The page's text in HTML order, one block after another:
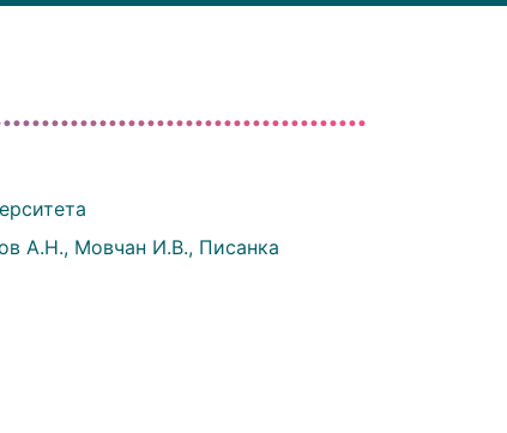
А.Н., Мовчан И.В., Писанка